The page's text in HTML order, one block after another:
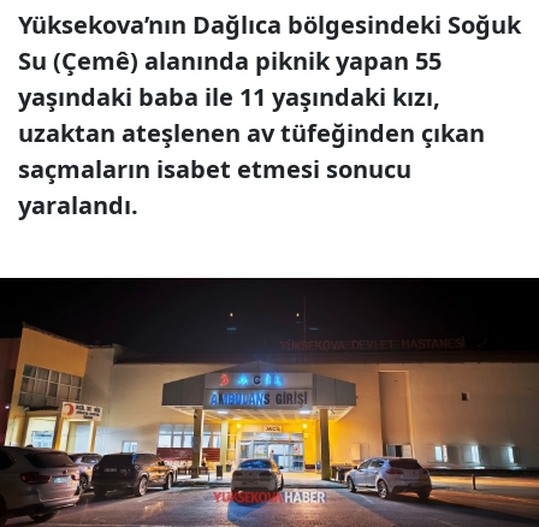
Yüksekova’nın Dağlıca bölgesindeki Soğuk
Su (Çemê) alanında piknik yapan 55
yaşındaki baba ile 11 yaşındaki kızı,
uzaktan ateşlenen av tüfeğinden çıkan
saçmaların isabet etmesi sonucu
yaralandı.